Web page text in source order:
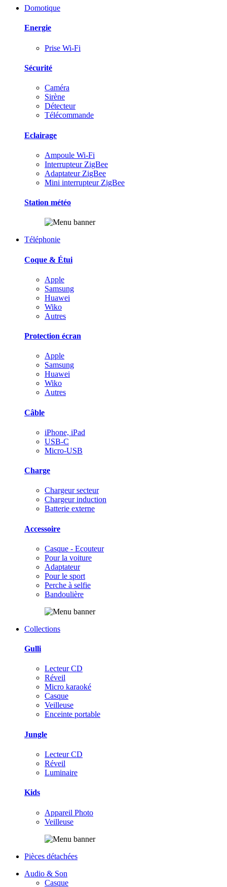
Domotique
Energie
Prise Wi-Fi
Sécurité
Caméra
Sirène
Détecteur
Télécommande
Eclairage
Ampoule Wi-Fi
Interrupteur ZigBee
Adaptateur ZigBee
Mini interrupteur ZigBee
Station météo
Téléphonie
Coque & Étui
Apple
Samsung
Huawei
Wiko
Autres
Protection écran
Apple
Samsung
Huawei
Wiko
Autres
Câble
iPhone, iPad
USB-C
Micro-USB
Charge
Chargeur secteur
Chargeur induction
Batterie externe
Accessoire
Casque - Ecouteur
Pour la voiture
Adaptateur
Pour le sport
Perche à selfie
Bandoulière
Collections
Gulli
Lecteur CD
Réveil
Micro karaoké
Casque
Veilleuse
Enceinte portable
Jungle
Lecteur CD
Réveil
Luminaire
Kids
Appareil Photo
Veilleuse
Pièces détachées
Audio & Son
Casque